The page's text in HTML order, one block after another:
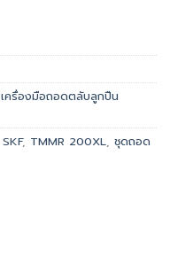
เครื่องมือถอดตลับลูกปืน
SKF, TMMR 200XL, ชุดถอด